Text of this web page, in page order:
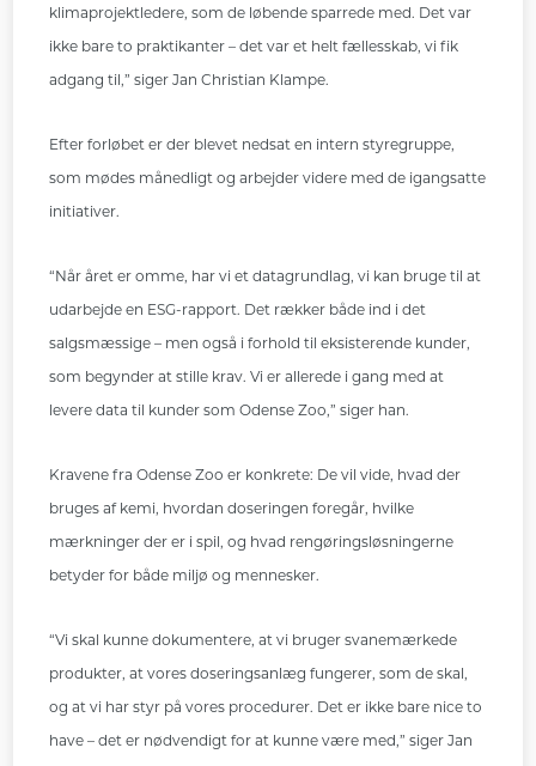
klimaprojektledere, som de løbende sparrede med. Det var
ikke bare to praktikanter – det var et helt fællesskab, vi fik
adgang til,” siger Jan Christian Klampe.
Efter forløbet er der blevet nedsat en intern styregruppe,
som mødes månedligt og arbejder videre med de igangsatte
initiativer.
“Når året er omme, har vi et datagrundlag, vi kan bruge til at
udarbejde en ESG-rapport. Det rækker både ind i det
salgsmæssige – men også i forhold til eksisterende kunder,
som begynder at stille krav. Vi er allerede i gang med at
levere data til kunder som Odense Zoo,” siger han.
Kravene fra Odense Zoo er konkrete: De vil vide, hvad der
bruges af kemi, hvordan doseringen foregår, hvilke
mærkninger der er i spil, og hvad rengøringsløsningerne
betyder for både miljø og mennesker.
“Vi skal kunne dokumentere, at vi bruger svanemærkede
produkter, at vores doseringsanlæg fungerer, som de skal,
og at vi har styr på vores procedurer. Det er ikke bare nice to
have – det er nødvendigt for at kunne være med,” siger Jan